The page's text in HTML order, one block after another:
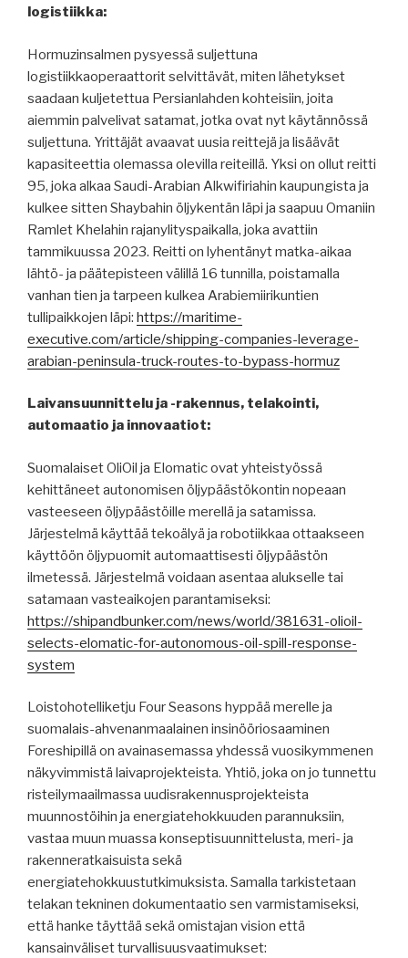
logistiikka:
Hormuzinsalmen pysyessä suljettuna
logistiikkaoperaattorit selvittävät, miten lähetykset
saadaan kuljetettua Persianlahden kohteisiin, joita
aiemmin palvelivat satamat, jotka ovat nyt käytännössä
suljettuna. Yrittäjät avaavat uusia reittejä ja lisäävät
kapasiteettia olemassa olevilla reiteillä. Yksi on ollut reitti
95, joka alkaa Saudi-Arabian Alkwifiriahin kaupungista ja
kulkee sitten Shaybahin öljykentän läpi ja saapuu Omaniin
Ramlet Khelahin rajanylityspaikalla, joka avattiin
tammikuussa 2023. Reitti on lyhentänyt matka-aikaa
lähtö- ja päätepisteen välillä 16 tunnilla, poistamalla
vanhan tien ja tarpeen kulkea Arabiemiirikuntien
tullipaikkojen läpi: https://maritime-
executive.com/article/shipping-companies-leverage-
arabian-peninsula-truck-routes-to-bypass-hormuz
Laivansuunnittelu ja -rakennus, telakointi,
automaatio ja innovaatiot:
Suomalaiset OliOil ja Elomatic ovat yhteistyössä
kehittäneet autonomisen öljypäästökontin nopeaan
vasteeseen öljypäästöille merellä ja satamissa.
Järjestelmä käyttää tekoälyä ja robotiikkaa ottaakseen
käyttöön öljypuomit automaattisesti öljypäästön
ilmetessä. Järjestelmä voidaan asentaa alukselle tai
satamaan vasteaikojen parantamiseksi:
https://shipandbunker.com/news/world/381631-olioil-
selects-elomatic-for-autonomous-oil-spill-response-
system
Loistohotelliketju Four Seasons hyppää merelle ja
suomalais-ahvenanmaalainen insinööriosaaminen
Foreshipillä on avainasemassa yhdessä vuosikymmenen
näkyvimmistä laivaprojekteista. Yhtiö, joka on jo tunnettu
risteilymaailmassa uudisrakennusprojekteista
muunnostöihin ja energiatehokkuuden parannuksiin,
vastaa muun muassa konseptisuunnittelusta, meri- ja
rakenneratkaisuista sekä
energiatehokkuustutkimuksista. Samalla tarkistetaan
telakan tekninen dokumentaatio sen varmistamiseksi,
että hanke täyttää sekä omistajan vision että
kansainväliset turvallisuusvaatimukset: